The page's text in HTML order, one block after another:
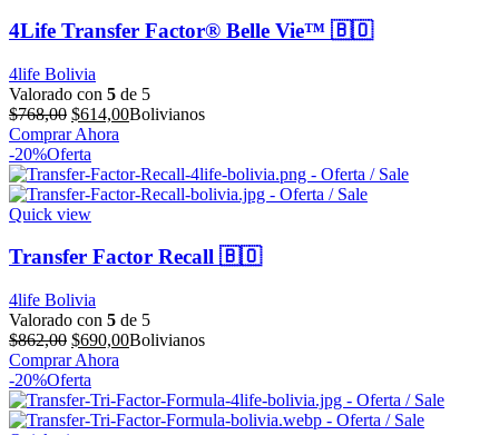
4Life Transfer Factor® Belle Vie™ 🇧🇴
4life Bolivia
Valorado con 5 de 5
$768,00 El
precio
original
era:
$768,00.
$614,00El
es:
$614,00.
Bolivianos
Comprar Ahora
-20%Oferta
Quick view
Transfer Factor Recall 🇧🇴
4life Bolivia
Valorado con 5 de 5
$862,00 El
precio
original
era:
$862,00.
$690,00El
es:
$690,00.
Bolivianos
Comprar Ahora
-20%Oferta